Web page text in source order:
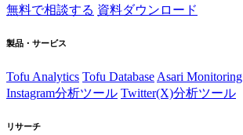
無料で相談する 資料ダウンロード
製品・サービス
Tofu Analytics Tofu Database Asari Monitoring
Instagram分析ツール Twitter(X)分析ツール
リサーチ